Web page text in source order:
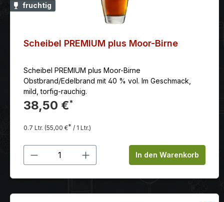
fruchtig
Scheibel PREMIUM plus Moor-Birne
Scheibel PREMIUM plus Moor-Birne
Obstbrand/Edelbrand mit 40 % vol. Im Geschmack,
mild, torfig-rauchig.
38,50 €*
0.7 Ltr. (55,00 €* / 1 Ltr.)
Produkt Anzahl: Gib denIn den Warenkorb